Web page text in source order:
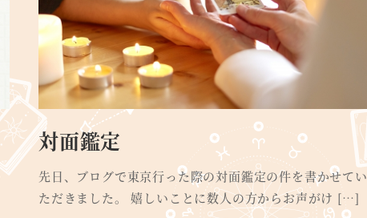
対面鑑定
先日、ブログで東京行った際の対面鑑定の件を書かせてい
ただきました。 嬉しいことに数人の方からお声がけ […]